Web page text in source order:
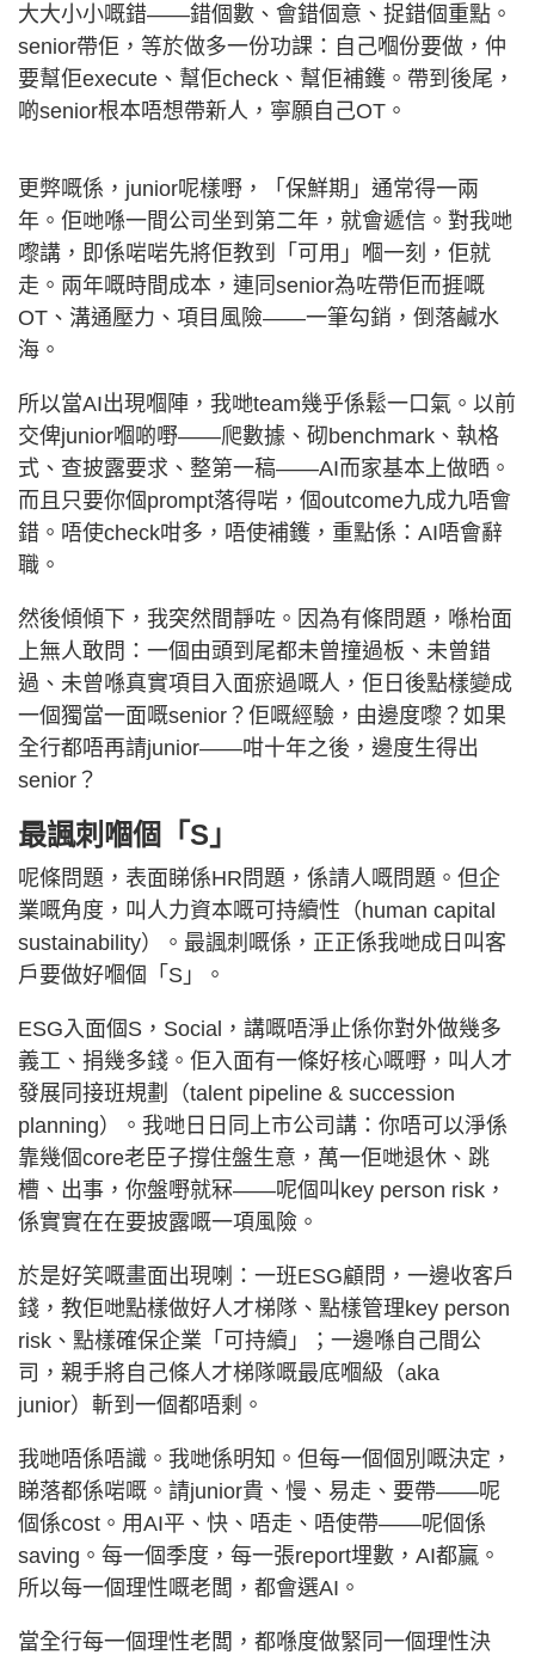
大大小小嘅錯——錯個數、會錯個意、捉錯個重點。
senior帶佢，等於做多一份功課：自己嗰份要做，仲
要幫佢execute、幫佢check、幫佢補鑊。帶到後尾，
啲senior根本唔想帶新人，寧願自己OT。
更弊嘅係，junior呢樣嘢，「保鮮期」通常得一兩
年。佢哋喺一間公司坐到第二年，就會遞信。對我哋
嚟講，即係啱啱先將佢教到「可用」嗰一刻，佢就
走。兩年嘅時間成本，連同senior為咗帶佢而捱嘅
OT、溝通壓力、項目風險——一筆勾銷，倒落鹹水
海。
所以當AI出現嗰陣，我哋team幾乎係鬆一口氣。以前
交俾junior嗰啲嘢——爬數據、砌benchmark、執格
式、查披露要求、整第一稿——AI而家基本上做晒。
而且只要你個prompt落得啱，個outcome九成九唔會
錯。唔使check咁多，唔使補鑊，重點係：AI唔會辭
職。
然後傾傾下，我突然間靜咗。因為有條問題，喺枱面
上無人敢問：一個由頭到尾都未曾撞過板、未曾錯
過、未曾喺真實項目入面瘀過嘅人，佢日後點樣變成
一個獨當一面嘅senior？佢嘅經驗，由邊度嚟？如果
全行都唔再請junior——咁十年之後，邊度生得出
senior？
最諷刺嗰個「S」
呢條問題，表面睇係HR問題，係請人嘅問題。但企
業嘅角度，叫人力資本嘅可持續性（human capital
sustainability）。最諷刺嘅係，正正係我哋成日叫客
戶要做好嗰個「S」。
ESG入面個S，Social，講嘅唔淨止係你對外做幾多
義工、捐幾多錢。佢入面有一條好核心嘅嘢，叫人才
發展同接班規劃（talent pipeline & succession
planning）。我哋日日同上市公司講：你唔可以淨係
靠幾個core老臣子撐住盤生意，萬一佢哋退休、跳
槽、出事，你盤嘢就冧——呢個叫key person risk，
係實實在在要披露嘅一項風險。
於是好笑嘅畫面出現喇：一班ESG顧問，一邊收客戶
錢，教佢哋點樣做好人才梯隊、點樣管理key person
risk、點樣確保企業「可持續」；一邊喺自己間公
司，親手將自己條人才梯隊嘅最底嗰級（aka
junior）斬到一個都唔剩。
我哋唔係唔識。我哋係明知。但每一個個別嘅決定，
睇落都係啱嘅。請junior貴、慢、易走、要帶——呢
個係cost。用AI平、快、唔走、唔使帶——呢個係
saving。每一個季度，每一張report埋數，AI都贏。
所以每一個理性嘅老闆，都會選AI。
當全行每一個理性老闆，都喺度做緊同一個理性決